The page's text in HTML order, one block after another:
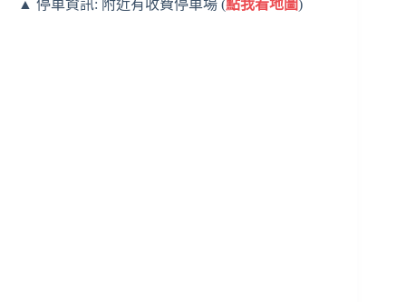
▲ 停車資訊: 附近有收費停車場 (點我看地圖)